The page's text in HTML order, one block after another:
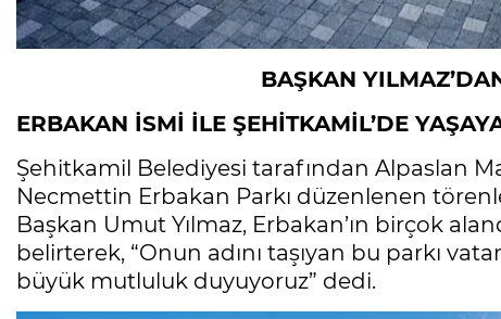
BAŞKAN
ERBAKAN İSMİ İLE ŞEHİTKAMİL’DE
Şehitkamil Belediyesi tarafından Alpaslan
Necmettin Erbakan Parkı düzenlenen
Başkan Umut Yılmaz, Erbakan’ın birçok
belirterek, “Onun adını taşıyan bu parkı
büyük mutluluk duyuyoruz” dedi.